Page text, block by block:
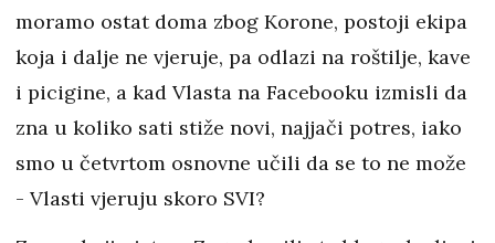
moramo ostat doma zbog Korone, postoji ekipa
koja i dalje ne vjeruje, pa odlazi na roštilje, kave
i picigine, a kad Vlasta na Facebooku izmisli da
zna u koliko sati stiže novi, najjači potres, iako
smo u četvrtom osnovne učili da se to ne može
- Vlasti vjeruju skoro SVI?